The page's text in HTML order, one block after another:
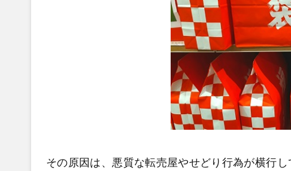
その原因は、悪質な転売屋やせどり行為が横行し